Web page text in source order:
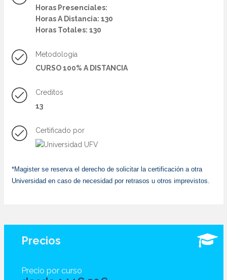
Horas Presenciales:
Horas A Distancia: 130
Horas Totales: 130
Metodología
CURSO 100% A DISTANCIA
Creditos
13
Certificado por
*Magister se reserva el derecho de solicitar la certificación a otra
Universidad en caso de necesidad por retrasos u otros imprevistos.
Precios
Precio por curso